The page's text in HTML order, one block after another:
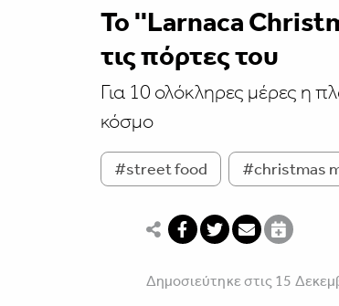
Το ''Larnaca
τις πόρτες του
Για 10 ολόκληρες μέρες η
κόσμο
#street food #christmas
Δημοσιεύτηκε στις 15